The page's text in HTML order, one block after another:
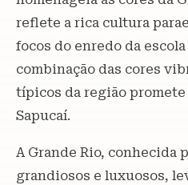
reflete a rica cultura
focos do enredo da
combinação das cores
típicos da região
Sapucaí.
A Grande Rio, conhecida
grandiosos e luxuosos,